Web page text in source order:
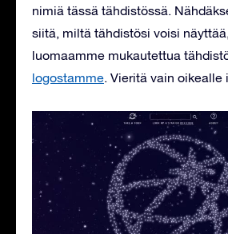
nimiä tässä tähdistössä.
siitä, miltä tähdistösi voisi
luomaamme mukautettua
logostamme. Vieritä vain oikealle